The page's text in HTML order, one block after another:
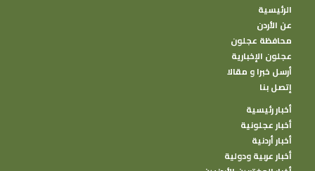
الرئيسية
عن الأردن
محافظة عجلون
عجلون الإخبارية
أرسل خبرا و مقالا
إتصل بنا
أخبار رئيسية
أخبار عجلونية
أخبار أردنية
أخبار عربية ودولية